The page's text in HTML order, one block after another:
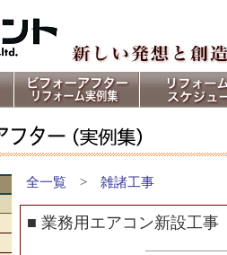
全一覧 > 雑諸工事
■ 業務用エアコン新設工事